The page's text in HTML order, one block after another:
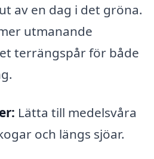
av en dag i det gröna.
utmanande
terrängspår för både
Lätta till medelsvåra
och längs sjöar.